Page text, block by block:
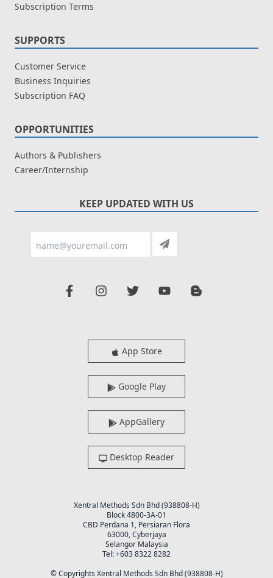
Subscription Terms
SUPPORTS
Customer Service
Business Inquiries
Subscription FAQ
OPPORTUNITIES
Authors & Publishers
Career/Internship
KEEP UPDATED WITH US
App Store
Google Play
AppGallery
Desktop Reader
Xentral Methods Sdn Bhd (938808-H)
Block 4800-3A-01
CBD Perdana 1, Persiaran Flora
63000, Cyberjaya
Selangor Malaysia
Tel: +603 8322 8282
© Copyrights Xentral Methods Sdn Bhd (938808-H)